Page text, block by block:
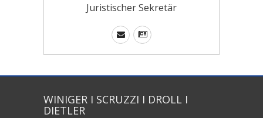
Juristischer Sekretär
WINIGER I SCRUZZI I DROLL I
DIETLER